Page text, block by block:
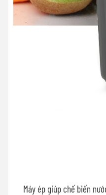
Máy ép giúp chế biến